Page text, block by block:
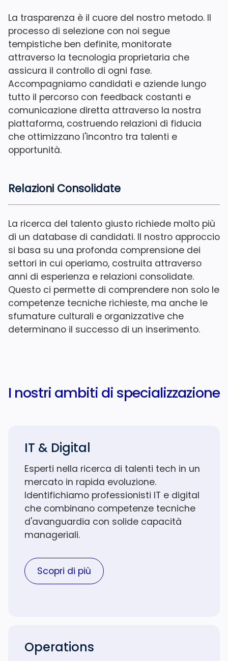
La trasparenza è il cuore del nostro metodo. Il
processo di selezione con noi segue
tempistiche ben definite, monitorate
attraverso la tecnologia proprietaria che
assicura il controllo di ogni fase.
Accompagniamo candidati e aziende lungo
tutto il percorso con feedback costanti e
comunicazione diretta attraverso la nostra
piattaforma, costruendo relazioni di fiducia
che ottimizzano l'incontro tra talenti e
opportunità.
Relazioni Consolidate
La ricerca del talento giusto richiede molto più
di un database di candidati. Il nostro approccio
si basa su una profonda comprensione dei
settori in cui operiamo, costruita attraverso
anni di esperienza e relazioni consolidate.
Questo ci permette di comprendere non solo le
competenze tecniche richieste, ma anche le
sfumature culturali e organizzative che
determinano il successo di un inserimento.
I nostri ambiti di specializzazione
IT & Digital
Esperti nella ricerca di talenti tech in un
mercato in rapida evoluzione.
Identifichiamo professionisti IT e digital
che combinano competenze tecniche
d'avanguardia con solide capacità
manageriali.
Scopri di più
Operations